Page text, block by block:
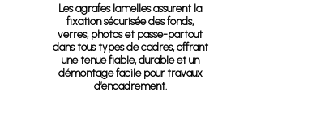
Les agrafes lamelles assurent la
fixation sécurisée des fonds,
verres, photos et passe-partout
dans tous types de cadres, offrant
une tenue fiable, durable et un
démontage facile pour travaux
d’encadrement.